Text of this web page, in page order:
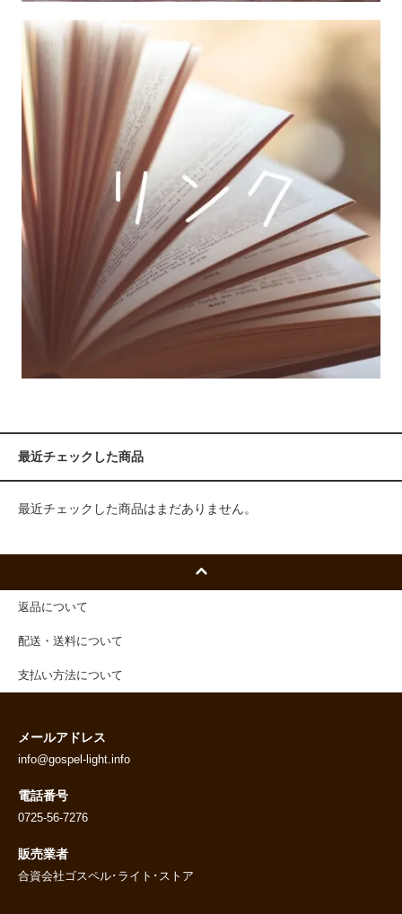
最近チェックした商品
最近チェックした商品はまだありません。
返品について
配送・送料について
支払い方法について
メールアドレス
info@gospel-light.info
電話番号
0725-56-7276
販売業者
合資会社ゴスペル･ライト･ストア